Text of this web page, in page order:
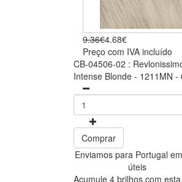
9.36€4.68€
Preço com IVA incluído
CB-04506-02 :
Intense Blonde - 1211MN -
Comprar
Enviamos para Portugal
úteis
Acumule 4 brilhos com esta